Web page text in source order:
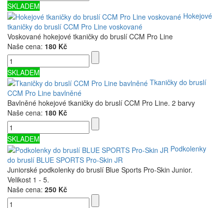
SKLADEM
Hokejové
tkaničky do bruslí CCM Pro Line voskované
Voskované hokejové tkaničky do bruslí CCM Pro Line
Naše cena: 180 Kč
SKLADEM
Tkaničky do bruslí
CCM Pro Line bavlněné
Bavlněné hokejové tkaničky do bruslí CCM Pro Line. 2 barvy
Naše cena: 180 Kč
SKLADEM
Podkolenky
do bruslí BLUE SPORTS Pro-Skin JR
Juniorské podkolenky do bruslí Blue Sports Pro-Skin Junior.
Velikost 1 - 5.
Naše cena: 250 Kč